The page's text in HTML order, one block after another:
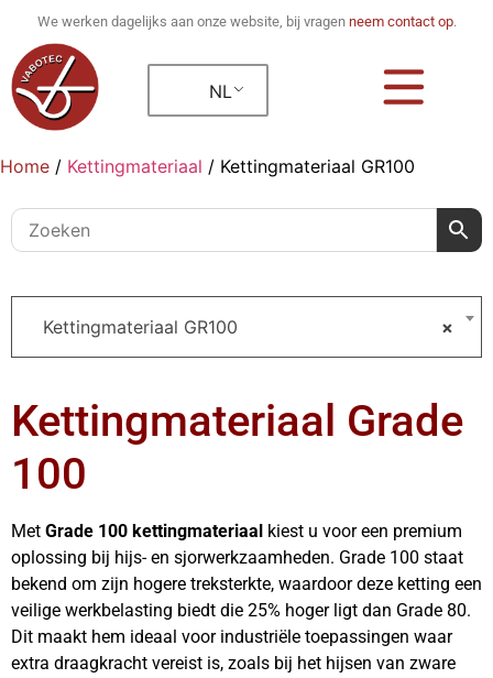
We werken dagelijks aan onze website, bij vragen neem contact op.
NL
Home / Kettingmateriaal / Kettingmateriaal GR100
×
Kettingmateriaal GR100
Kettingmateriaal Grade
100
Met Grade 100 kettingmateriaal kiest u voor een premium
oplossing bij hijs- en sjorwerkzaamheden. Grade 100 staat
bekend om zijn hogere treksterkte, waardoor deze ketting een
veilige werkbelasting biedt die 25% hoger ligt dan Grade 80.
Dit maakt hem ideaal voor industriële toepassingen waar
extra draagkracht vereist is, zoals bij het hijsen van zware